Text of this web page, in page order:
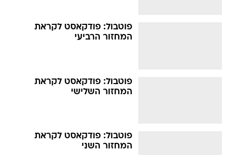
פוטבול: פודקאסט לקראת
המחזור הרביעי
פוטבול: פודקאסט לקראת
המחזור השלישי
פוטבול: פודקאסט לקראת
המחזור השני